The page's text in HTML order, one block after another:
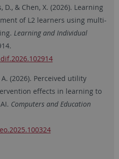
D., & Chen, X. (2026). Learning
of L2 learners using multi-
Learning and Individual
A. (2026). Perceived utility
effects in learning to
Computers and Education